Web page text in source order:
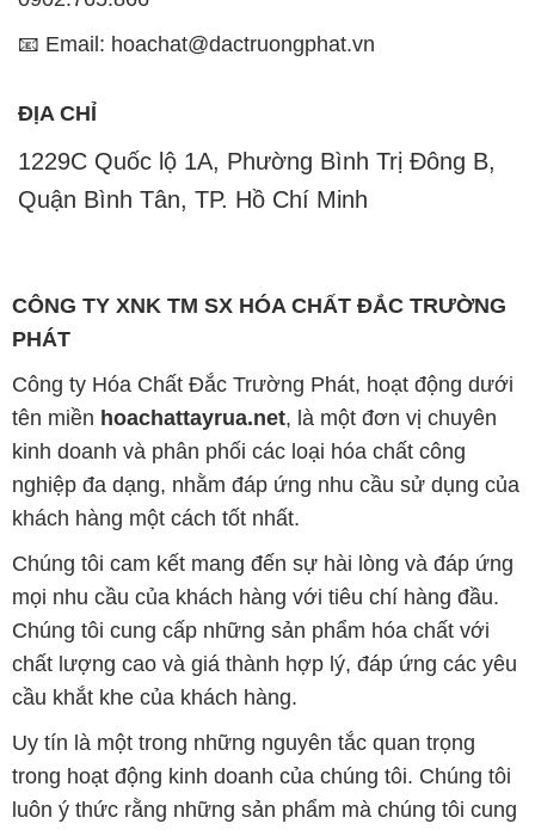
1229C Quốc lộ 1A, Phường Bình Trị Đông B,
Quận Bình Tân, TP. Hồ Chí Minh
CÔNG TY XNK TM SX HÓA CHẤT ĐẮC TRƯỜNG
PHÁT
kinh doanh và phân phối các loại hóa chất công
nghiệp đa dạng, nhằm đáp ứng nhu cầu sử dụng của
khách hàng một cách tốt nhất.
Chúng tôi cam kết mang đến sự hài lòng và đáp ứng
mọi nhu cầu của khách hàng với tiêu chí hàng đầu.
Chúng tôi cung cấp những sản phẩm hóa chất với
chất lượng cao và giá thành hợp lý, đáp ứng các yêu
cầu khắt khe của khách hàng.
Uy tín là một trong những nguyên tắc quan trọng
trong hoạt động kinh doanh của chúng tôi. Chúng tôi
luôn ý thức rằng những sản phẩm mà chúng tôi cung
cấp cần phải đáp ứng tiêu chuẩn chất lượng cao, đáp
ứng yêu cầu và làm hài lòng đối tác. Đồng thời,
chúng tôi cố gắng duy trì mức giá hợp lý, nhằm xây
dựng sự phát triển và tương lai bền vững cùng đối